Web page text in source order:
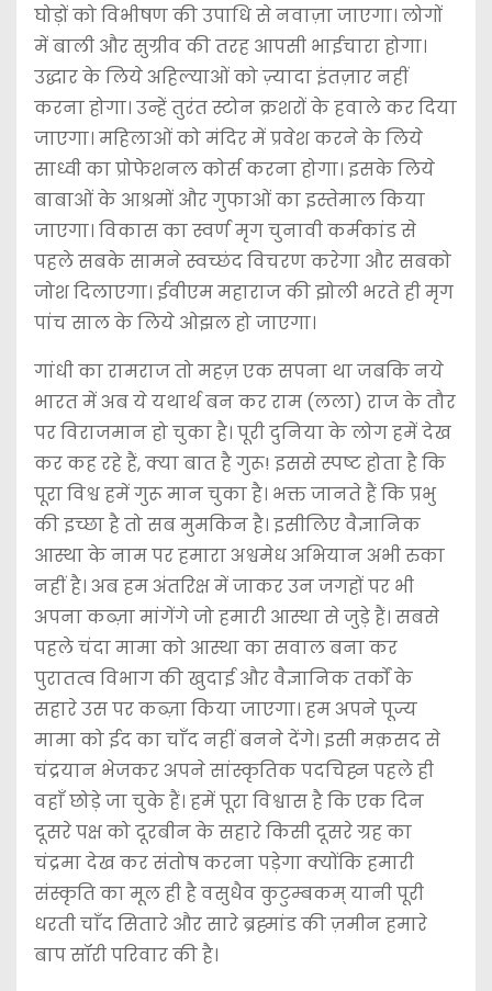
घोड़ों को विभीषण की उपाधि से नवाज़ा जाएगा। लोगों
में बाली और सुग्रीव की तरह आपसी भाईचारा होगा।
उद्धार के लिये अहिल्याओं को ज़्यादा इंतज़ार नहीं
करना होगा। उन्हें तुरंत स्टोन क्रशरों के हवाले कर दिया
जाएगा। महिलाओं को मंदिर में प्रवेश करने के लिये
साध्वी का प्रोफेशनल कोर्स करना होगा। इसके लिये
बाबाओं के आश्रमों और गुफाओं का इस्तेमाल किया
जाएगा। विकास का स्वर्ण मृग चुनावी कर्मकांड से
पहले सबके सामने स्वच्छंद विचरण करेगा और सबको
जोश दिलाएगा। ईवीएम महाराज की झोली भरते ही मृग
पांच साल के लिये ओझल हो जाएगा।
गांधी का रामराज तो महज़ एक सपना था जबकि नये
भारत में अब ये यथार्थ बन कर राम (लला) राज के तौर
पर विराजमान हो चुका है। पूरी दुनिया के लोग हमें देख
कर कह रहे हैं, क्या बात है गुरू! इससे स्पष्ट होता है कि
पूरा विश्व हमें गुरू मान चुका है। भक्त जानते हैं कि प्रभु
की इच्छा है तो सब मुमकिन है। इसीलिए वैज्ञानिक
आस्था के नाम पर हमारा अश्वमेध अभियान अभी रुका
नहीं है। अब हम अंतरिक्ष में जाकर उन जगहों पर भी
अपना कब्ज़ा मांगेंगे जो हमारी आस्था से जुड़े हैं। सबसे
पहले चंदा मामा को आस्था का सवाल बना कर
पुरातत्व विभाग की खुदाई और वैज्ञानिक तर्कों के
सहारे उस पर कब्ज़ा किया जाएगा। हम अपने पूज्य
मामा को ईद का चाँद नहीं बनने देंगे। इसी मक़सद से
चंद्रयान भेजकर अपने सांस्कृतिक पदचिह्न पहले ही
वहाँ छोड़े जा चुके हैं। हमें पूरा विश्वास है कि एक दिन
दूसरे पक्ष को दूरबीन के सहारे किसी दूसरे ग्रह का
चंद्रमा देख कर संतोष करना पड़ेगा क्योंकि हमारी
संस्कृति का मूल ही है वसुधैव कुटुम्बकम् यानी पूरी
धरती चाँद सितारे और सारे ब्रह्मांड की ज़मीन हमारे
बाप सॉरी परिवार की है।